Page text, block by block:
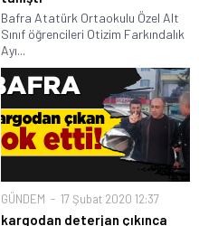
Bafra Atatürk Ortaokulu Özel Alt
Sınıf öğrencileri Otizim Farkındalık
Ayı...
GÜNDEM 17 Şubat 2020 12:37
kargodan deterjan çıkınca